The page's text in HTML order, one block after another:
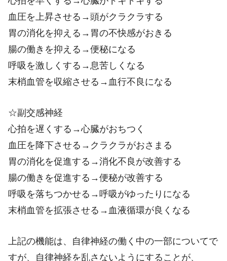
血圧を上昇させる→頭がクラクラする
胃の消化を抑える→胃の不快感がおきる
腸の働きを抑える→便秘になる
呼吸を激しくする→息苦しくなる
末梢血管を収縮させる→血行不良になる
☆副交感神経
心拍を遅くする→心臓がおちつく
血圧を降下させる→クラクラがおさまる
胃の消化を促進する→消化不良が改善する
腸の働きを促進する→便秘が改善する
呼吸を落ちつかせる→呼吸がゆったりになる
末梢血管を拡張させる→血液循環が良くなる
上記の機能は、自律神経の働く中の一部についてで
すが、自律神経を乱さないようにすることが、